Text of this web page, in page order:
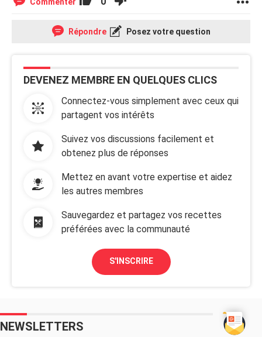
Répondre Posez votre question
DEVENEZ MEMBRE EN QUELQUES CLICS
Connectez-vous simplement avec ceux qui
partagent vos intérêts
Suivez vos discussions facilement et
obtenez plus de réponses
Mettez en avant votre expertise et aidez
les autres membres
Sauvegardez et partagez vos recettes
préférées avec la communauté
S'INSCRIRE
NEWSLETTERS